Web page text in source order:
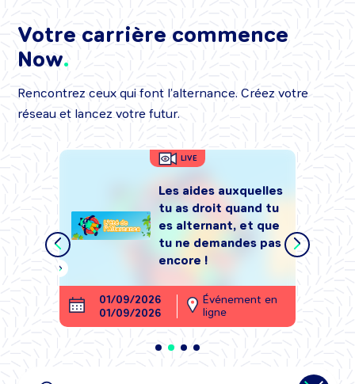
Votre carrière commence
Now
Rencontrez ceux qui font l’alternance. Créez votre
réseau et lancez votre futur.
LIVE
Les aides auxquelles
tu as droit quand tu
es alternant, et que
tu ne demandes pas
encore !
01/09/2026
01/09/2026
Événement en
ligne
Tape ta recherche ici
Événement, formation, job,